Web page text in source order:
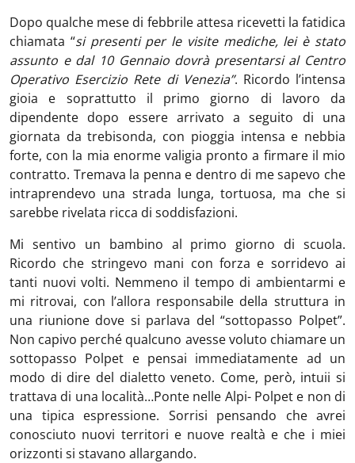
Dopo qualche mese di febbrile attesa ricevetti la fatidica
chiamata “si presenti per le visite mediche, lei è stato
assunto e dal 10 Gennaio dovrà presentarsi al Centro
Operativo Esercizio Rete di Venezia”. Ricordo l’intensa
gioia e soprattutto il primo giorno di lavoro da
dipendente dopo essere arrivato a seguito di una
giornata da trebisonda, con pioggia intensa e nebbia
forte, con la mia enorme valigia pronto a firmare il mio
contratto. Tremava la penna e dentro di me sapevo che
intraprendevo una strada lunga, tortuosa, ma che si
sarebbe rivelata ricca di soddisfazioni.
Mi sentivo un bambino al primo giorno di scuola.
Ricordo che stringevo mani con forza e sorridevo ai
tanti nuovi volti. Nemmeno il tempo di ambientarmi e
mi ritrovai, con l’allora responsabile della struttura in
una riunione dove si parlava del “sottopasso Polpet”.
Non capivo perché qualcuno avesse voluto chiamare un
sottopasso Polpet e pensai immediatamente ad un
modo di dire del dialetto veneto. Come, però, intuii si
trattava di una località…Ponte nelle Alpi- Polpet e non di
una tipica espressione. Sorrisi pensando che avrei
conosciuto nuovi territori e nuove realtà e che i miei
orizzonti si stavano allargando.